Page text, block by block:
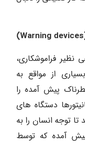
نظیر فراموشکاری،
از مواقع به
پیش آمده را
دستگاه های
توجه انسان را به
آمده که توسط